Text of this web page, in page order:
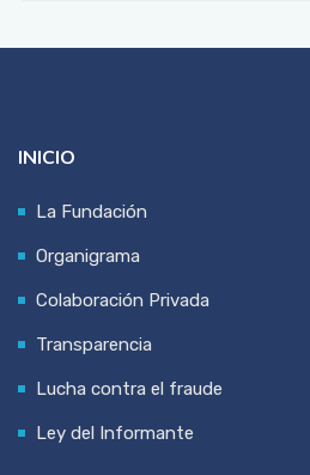
INICIO
La Fundación
Organigrama
Colaboración Privada
Transparencia
Lucha contra el fraude
Ley del Informante